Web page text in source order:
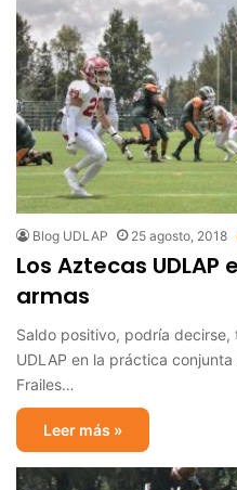
Blog UDLAP 25 agosto, 2018
Los Aztecas
armas
Saldo positivo, podría
UDLAP en la práctica
Frailes…
Leer más »